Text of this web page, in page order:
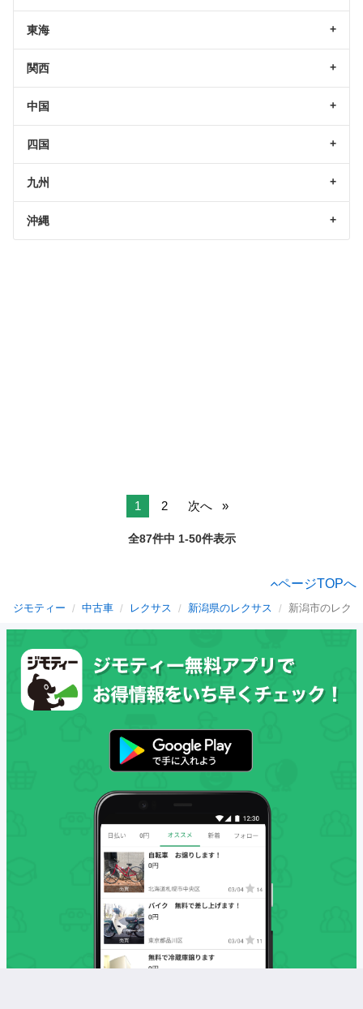
東海
関西
中国
四国
九州
沖縄
1 2 次へ
全87件中 1-50件表示
ページTOPへ
ジモティー 中古車 レクサス 新潟県のレクサス 新潟市のレク